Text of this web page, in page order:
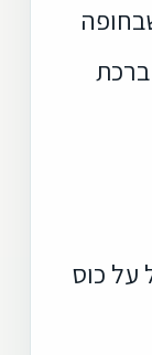
על כוס